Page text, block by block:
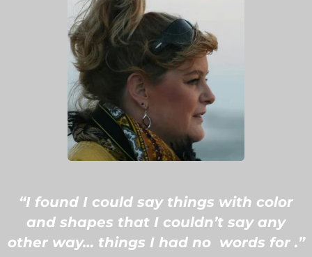
“I found I could say things with color
and shapes that I couldn’t say any
other way… things I had no words for .”